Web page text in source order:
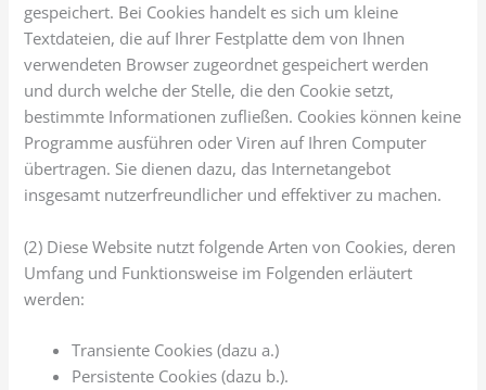
gespeichert. Bei Cookies handelt es sich um kleine
Textdateien, die auf Ihrer Festplatte dem von Ihnen
verwendeten Browser zugeordnet gespeichert werden
und durch welche der Stelle, die den Cookie setzt,
bestimmte Informationen zufließen. Cookies können keine
Programme ausführen oder Viren auf Ihren Computer
übertragen. Sie dienen dazu, das Internetangebot
insgesamt nutzerfreundlicher und effektiver zu machen.
(2) Diese Website nutzt folgende Arten von Cookies, deren
Umfang und Funktionsweise im Folgenden erläutert
werden:
Transiente Cookies (dazu a.)
Persistente Cookies (dazu b.).